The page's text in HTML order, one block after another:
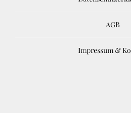
AGB
Impressum &